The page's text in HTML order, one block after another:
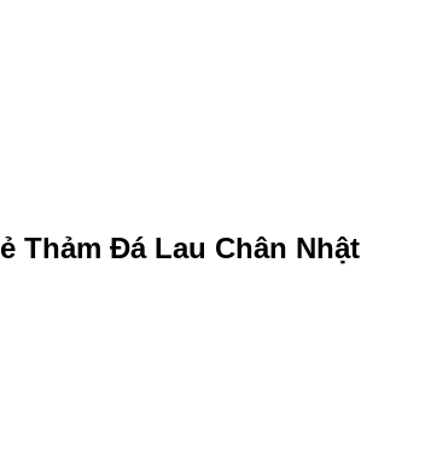
Thảm Đá Lau Chân Nhật